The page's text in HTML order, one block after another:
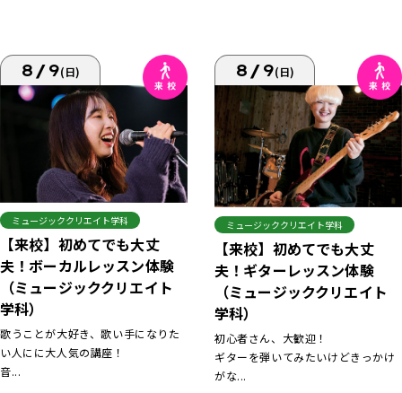
8/9(日)
ミュージッククリエイト学科
【来校】初めてでも大丈
夫！ボーカルレッスン体験
（ミュージッククリエイト
学科）
歌うことが大好き、歌い手になりた
い人にに大人気の講座！
音...
8/9(日)
ミュージッククリエイト学科
【来校】初めてでも大丈
夫！ギターレッスン体験
（ミュージッククリエイト
学科）
初心者さん、大歓迎！
ギターを弾いてみたいけどきっかけ
がな...